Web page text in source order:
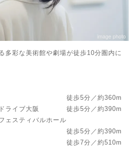
image photo
多彩な美術館や劇場が徒歩10分圏内に
館 徒歩5分／約360m
ドライブ大阪 徒歩5分／約390m
ェスティバルホール
／約390m
館 徒歩7分／約510m